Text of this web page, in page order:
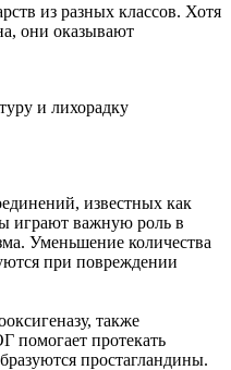
из разных классов. Хотя
они оказывают
и лихорадку
известных как
играют важную роль в
Уменьшение количества
при повреждении
также
протекать
простагландины.